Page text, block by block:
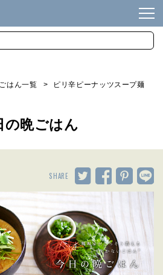
はん一覧 ピリ辛ピーナッツスープ麺
の晩ごはん
SHARE